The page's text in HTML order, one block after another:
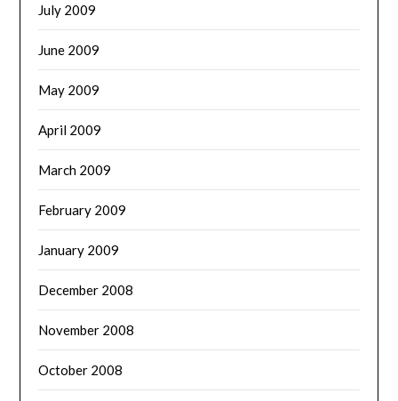
July 2009
June 2009
May 2009
April 2009
March 2009
February 2009
January 2009
December 2008
November 2008
October 2008